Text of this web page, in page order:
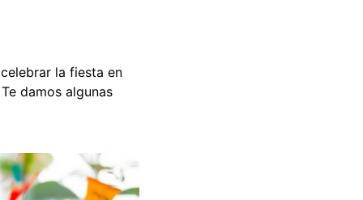
la fiesta en
damos algunas